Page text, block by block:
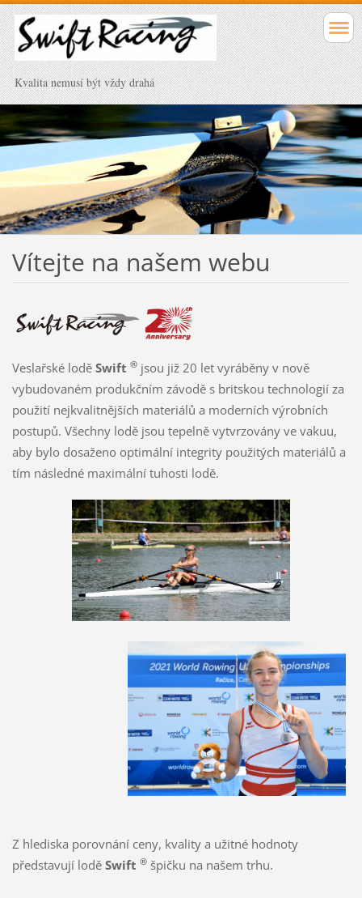
Kvalita nemusí být vždy drahá
Vítejte na našem webu
Veslařské lodě Swift ® jsou již 20 let vyráběny v nově
vybudovaném produkčním závodě s britskou technologií za
použití nejkvalitnějších materiálů a moderních výrobních
postupů. Všechny lodě jsou tepelně vytvrzovány ve vakuu,
aby bylo dosaženo optimální integrity použitých materiálů a
tím následné maximální tuhosti lodě.
Z hlediska porovnání ceny, kvality a užitné hodnoty
představují lodě Swift ® špičku na našem trhu.